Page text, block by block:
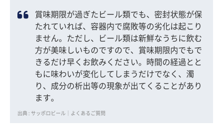
賞味期限が過ぎたビール類でも、密封状態が保
たれていれば、容器内で腐敗等の劣化は起こり
ません。ただし、ビール類は新鮮なうちに飲む
方が美味しいものですので、賞味期限内でもで
きるだけ早くお飲みください。時間の経過とと
もに味わいが変化してしまうだけでなく、濁
り、成分の析出等の現象が出てくることがあり
ます。
出典 : サッポロビール｜よくあるご質問